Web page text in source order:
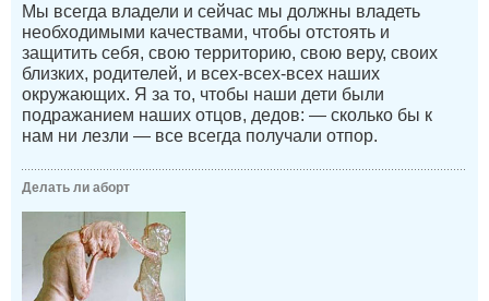
Мы всегда владели и сейчас мы должны владеть
необходимыми качествами, чтобы отстоять и
защитить себя, свою территорию, свою веру, своих
близких, родителей, и всех-всех-всех наших
окружающих. Я за то, чтобы наши дети были
подражанием наших отцов, дедов: — сколько бы к
нам ни лезли — все всегда получали отпор.
Делать ли аборт